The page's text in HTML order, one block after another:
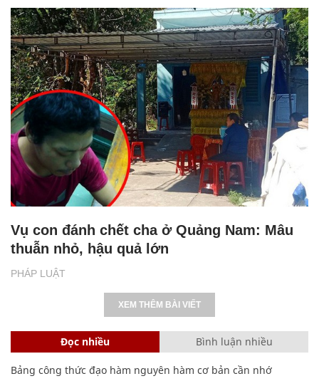
PHÁP LUẬT
Vụ con đánh chết cha ở Quảng Nam: Mâu
thuẫn nhỏ, hậu quả lớn
XEM THÊM BÀI VIẾT
Đọc nhiều Bình luận nhiều
Bảng công thức đạo hàm nguyên hàm cơ bản cần nhớ